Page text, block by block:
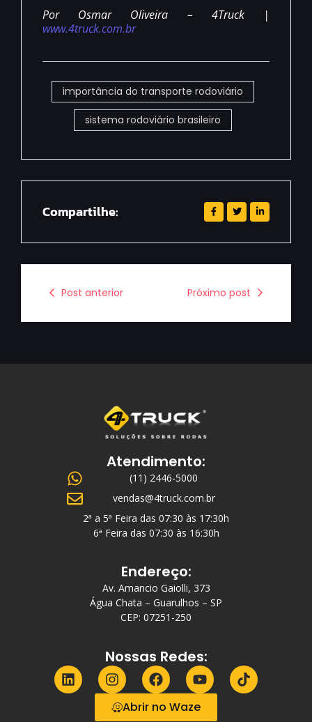
Por Osmar Oliveira – 4Truck |
www.4truck.com.br
importância do transporte rodoviário
sistema rodoviário brasileiro
Compartilhe:
Post anterior Próximo post
Atendimento:
(11) 2446-5000
vendas@4truck.com.br
2ª a 5ª Feira das 07:30 às 17:30h
6ª Feira das 07:30 às 16:30h
Endereço:
Av. Amancio Gaiolli, 373
Água Chata – Guarulhos – SP
CEP: 07251-250
Nossas Redes:
Abrir no Waze